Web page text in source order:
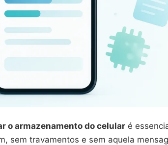
o armazenamento do celular é
sem travamentos e sem aquela